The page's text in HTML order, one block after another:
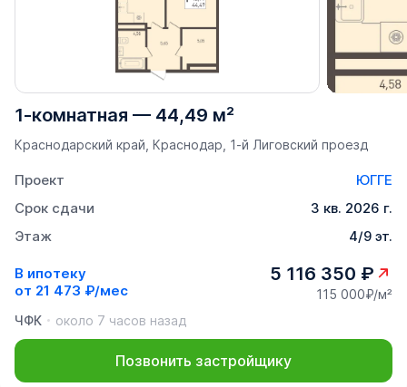
1-комнатная — 44,49 м²
Краснодарский край, Краснодар, 1-й Лиговский проезд
Проект
ЮГГЕ
Срок сдачи
3 кв. 2026 г.
Этаж
4/9 эт.
В ипотеку
от 21 473 ₽/мес
5 116 350 ₽
115 000₽/м²
ЧФК
около 7 часов назад
Позвонить застройщику